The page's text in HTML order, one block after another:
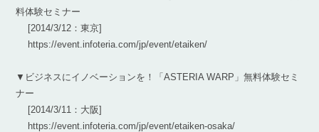
料体験セミナー
[2014/3/12：東京]
https://event.infoteria.com/jp/event/etaiken/
▼ビジネスにイノベーションを！「ASTERIA WARP」無料体験セミ
ナー
[2014/3/11：大阪]
https://event.infoteria.com/jp/event/etaiken-osaka/